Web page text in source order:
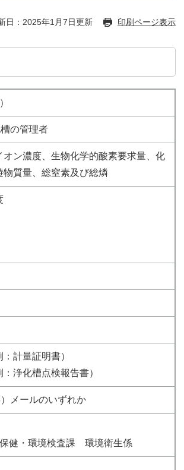
日：2025年1月7日更新 印刷ページ表示
の管理者
ン濃度、生物化学的酸素要求量、化
質量、総窒素及び総燐​
計量証明書）
浄化槽点検報告書）
メールのいずれか
健・環境検査課 環境衛生係